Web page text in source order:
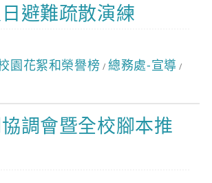
避難疏散演練
園花絮和榮譽榜 / 總務處-宣導 /
調會暨全校腳本推